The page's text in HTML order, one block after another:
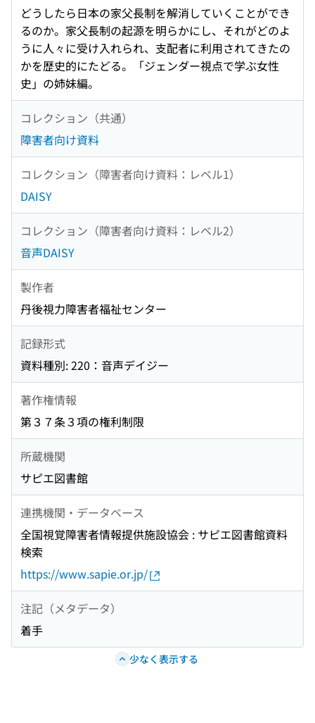
どうしたら日本の家父長制を解消していくことができ
るのか。家父長制の起源を明らかにし、それがどのよ
うに人々に受け入れられ、支配者に利用されてきたの
かを歴史的にたどる。「ジェンダー視点で学ぶ女性
史」の姉妹編。
コレクション（共通）
障害者向け資料
コレクション（障害者向け資料：レベル1）
DAISY
コレクション（障害者向け資料：レベル2）
音声DAISY
製作者
丹後視力障害者福祉センター
記録形式
資料種別: 220：音声デイジー
著作権情報
第３７条３項の権利制限
所蔵機関
サピエ図書館
連携機関・データベース
全国視覚障害者情報提供施設協会 : サピエ図書館資料
検索
https://www.sapie.or.jp/
注記（メタデータ）
着手
少なく表示する